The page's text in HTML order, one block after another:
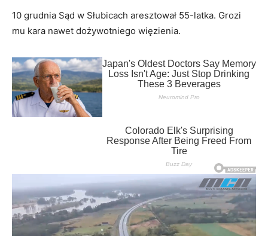
10 grudnia Sąd w Słubicach aresztował 55-latka. Grozi
mu kara nawet dożywotniego więzienia.